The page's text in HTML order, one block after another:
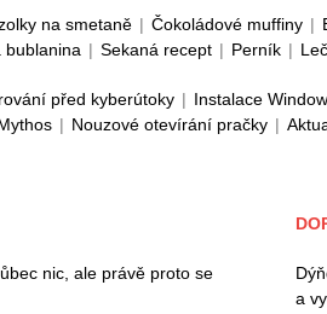
na smetaně | Čokoládové muffiny |
bublanina | Sekaná recept | Perník |
před kyberútoky | Instalace
| Nouzové otevírání pračky |
nic, ale právě proto se
a